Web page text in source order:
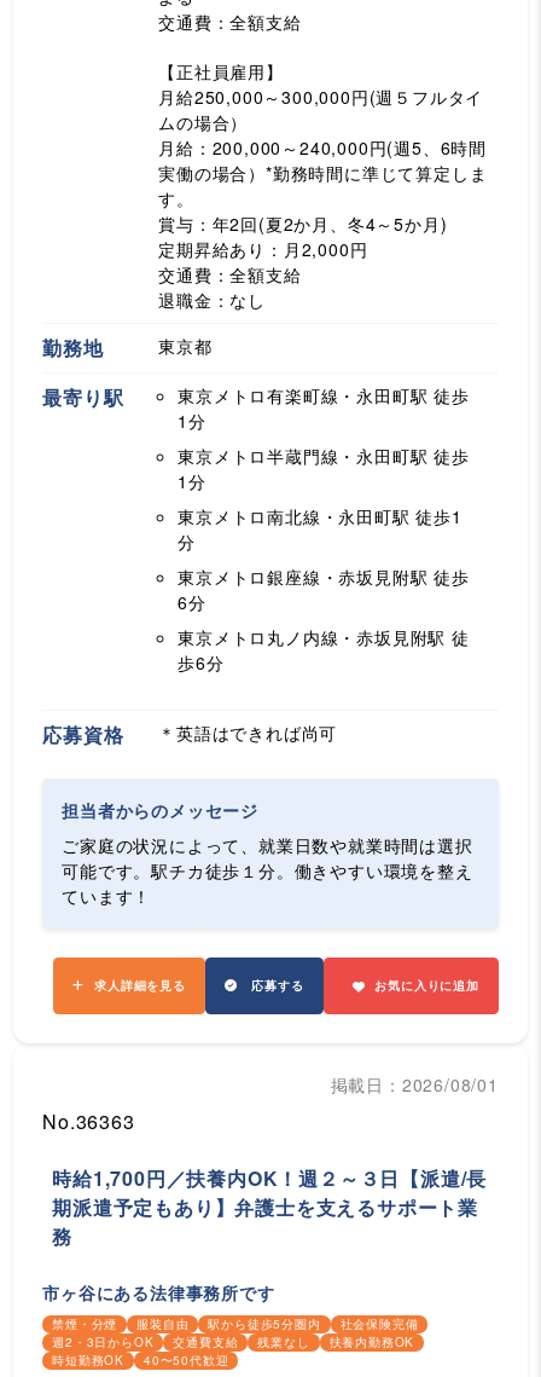
交通費：全額支給
【正社員雇用】
月給250,000～300,000円(週５フルタイ
ムの場合）
月給：200,000～240,000円(週5、6時間
実働の場合）*勤務時間に準じて算定しま
す。
賞与：年2回(夏2か月、冬4～5か月)
定期昇給あり：月2,000円
交通費：全額支給
退職金：なし
勤務地 東京都
最寄り駅 東京メトロ有楽町線・永田町駅 徒歩
1分
東京メトロ半蔵門線・永田町駅 徒歩
1分
東京メトロ南北線・永田町駅 徒歩1
分
東京メトロ銀座線・赤坂見附駅 徒歩
6分
東京メトロ丸ノ内線・赤坂見附駅 徒
歩6分
応募資格 ＊英語はできれば尚可
担当者からのメッセージ
ご家庭の状況によって、就業日数や就業時間は選択
可能です。駅チカ徒歩１分。働きやすい環境を整え
ています！
求人詳細を見る 応募する お気に入りに追加
掲載日：2026/08/01
No.36363
時給1,700円／扶養内OK！週２～３日【派遣/長
期派遣予定もあり】弁護士を支えるサポート業
務
市ヶ谷にある法律事務所です
禁煙・分煙 服装自由 駅から徒歩5分圏内
社会保険完備
週2・3日からOK
交通費支給 残業なし
扶養内勤務OK
時短勤務OK
40〜50代歓迎